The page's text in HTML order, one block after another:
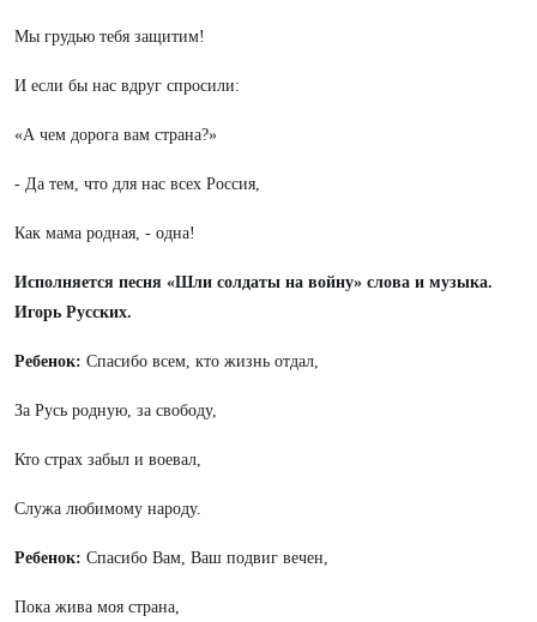
Мы грудью тебя защитим!
И если бы нас вдруг спросили:
«А чем дорога вам страна?»
- Да тем, что для нас всех Россия,
Как мама родная, - одна!
Исполняется песня «Шли солдаты на войну» слова и музыка.
Игорь Русских.
Ребенок: Спасибо всем, кто жизнь отдал,
За Русь родную, за свободу,
Кто страх забыл и воевал,
Служа любимому народу.
Ребенок: Спасибо Вам, Ваш подвиг вечен,
Пока жива моя страна,